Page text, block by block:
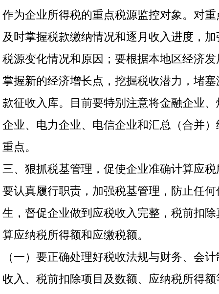
作为企业所得税的重点税源监控对象。对
及时掌握税款缴纳情况和逐月收入进度，
税源变化情况和原因；要根据本地区经济
掌握新的经济增长点，挖掘税收潜力，堵
款征收入库。目前要特别注意将金融企业
企业、电力企业、电信企业和汇总（合并
重点。
三、狠抓税基管理，促使企业准确计算应
要认真履行职责，加强税基管理，防止任
生，督促企业做到应税收入完整，税前扣
算应纳税所得额和应缴税额。
（一）要正确处理好税收法规与财务、会
收入、税前扣除项目及数额、应纳税所得